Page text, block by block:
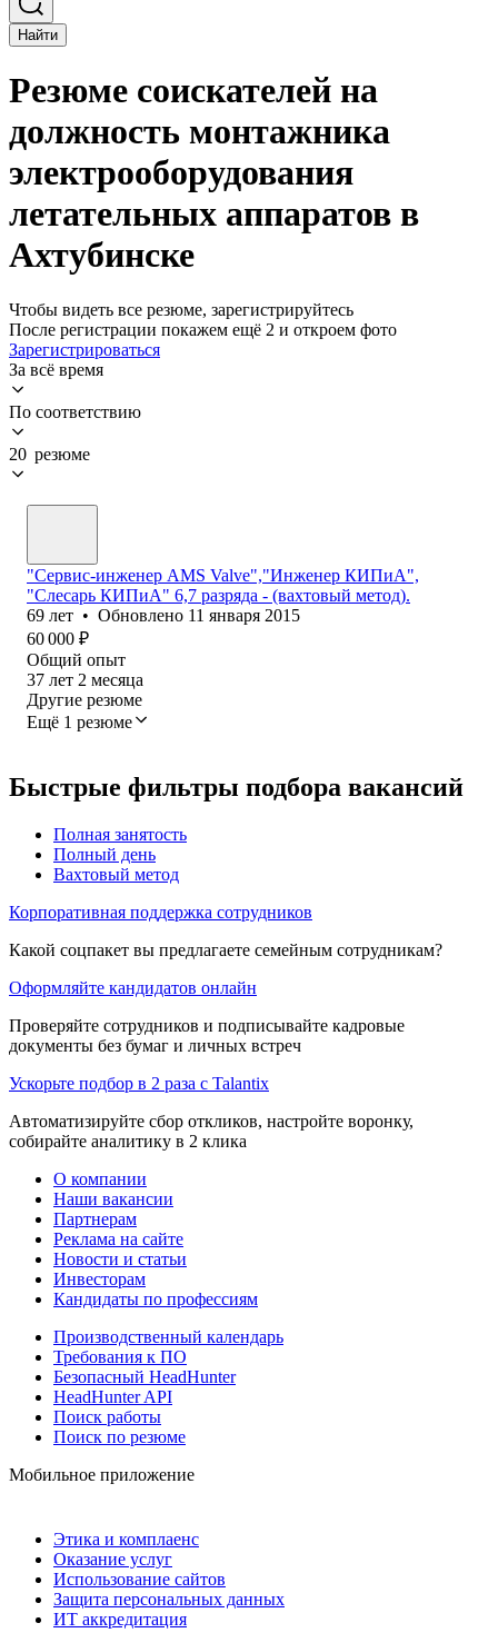
Найти
Резюме соискателей на
должность монтажника
электрооборудования
летательных аппаратов в
Ахтубинске
Чтобы видеть все резюме, зарегистрируйтесь
После регистрации покажем ещё 2 и откроем фото
Зарегистрироваться
За всё время
По соответствию
20 резюме
"Сервис-инженер AMS Valve","Инженер КИПиА",
"Слесарь КИПиА" 6,7 разряда - (вахтовый метод).
69 лет • Обновлено 11 января 2015
60 000 ₽
Общий опыт
37 лет 2 месяца
Другие резюме
Ещё 1 резюме
Быстрые фильтры подбора вакансий
Полная занятость
Полный день
Вахтовый метод
Корпоративная поддержка сотрудников
Какой соцпакет вы предлагаете семейным сотрудникам?
Оформляйте кандидатов онлайн
Проверяйте сотрудников и подписывайте кадровые
документы без бумаг и личных встреч
Ускорьте подбор в 2 раза с Talantix
Автоматизируйте сбор откликов, настройте воронку,
собирайте аналитику в 2 клика
О компании
Наши вакансии
Партнерам
Реклама на сайте
Новости и статьи
Инвесторам
Кандидаты по профессиям
Производственный календарь
Требования к ПО
Безопасный HeadHunter
HeadHunter API
Поиск работы
Поиск по резюме
Мобильное приложение
Этика и комплаенс
Оказание услуг
Использование сайтов
Защита персональных данных
ИТ аккредитация